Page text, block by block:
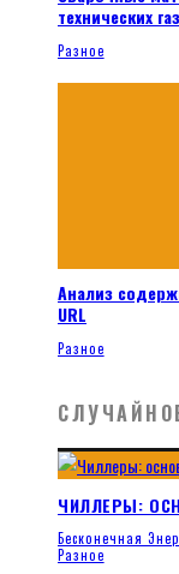
технических
Разное
Анализ
URL
Разное
ЧИЛЛЕРЫ:
Бесконечная
Разное